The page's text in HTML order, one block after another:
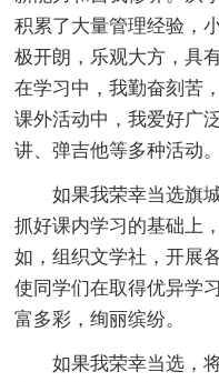
积累了大量管理经验，
极开朗，乐观大方，具
在学习中，我勤奋刻苦
课外活动中，我爱好广
讲、弹吉他等多种活动。
如果我荣幸当选旗
抓好课内学习的基础上
如，组织文学社，开展
使同学们在取得优异学
富多彩，绚丽缤纷。
如果我荣幸当选，